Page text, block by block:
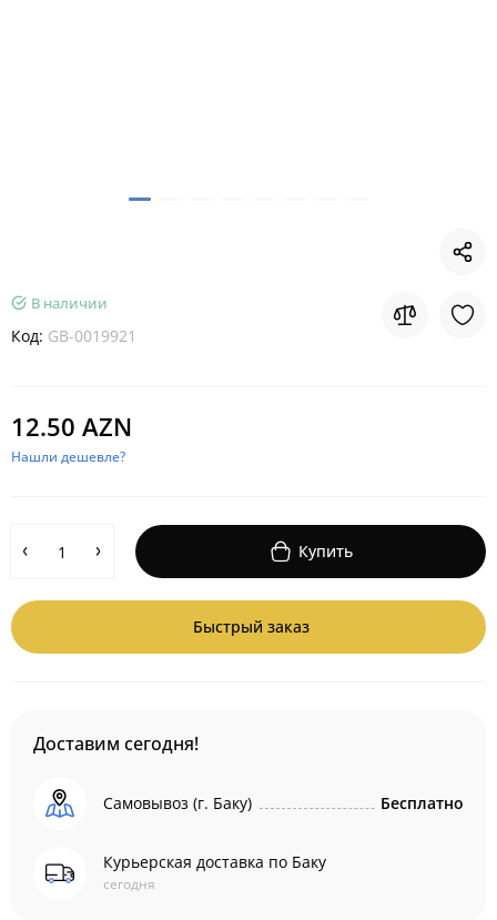
В наличии
Код: GB-0019921
12.50 AZN
Нашли дешевле?
Купить
Быстрый заказ
Доставим сегодня!
Самовывоз (г. Баку) Бесплатно
Курьерская доставка по Баку
сегодня